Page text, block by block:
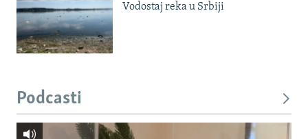
Vodostaj reka u Srbiji
Podcasti